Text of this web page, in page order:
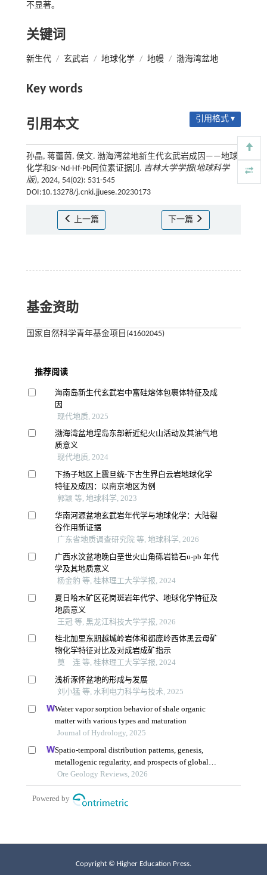
不显著。
关键词
新生代 / 玄武岩 / 地球化学 / 地幔 / 渤海湾盆地
Key words
引用本文 引用格式 ▾
孙晶, 蒋蕾茵, 侯文. 渤海湾盆地新生代玄武岩成因——地球
化学和Sr-Nd-Hf-Pb同位素证据[J]. 吉林大学学报(地球科学
版), 2024, 54(02): 531-545
DOI:10.13278/j.cnki.jjuese.20230173
上一篇 下一篇
基金资助
国家自然科学青年基金项目(41602045)
Copyright © Higher Education Press.